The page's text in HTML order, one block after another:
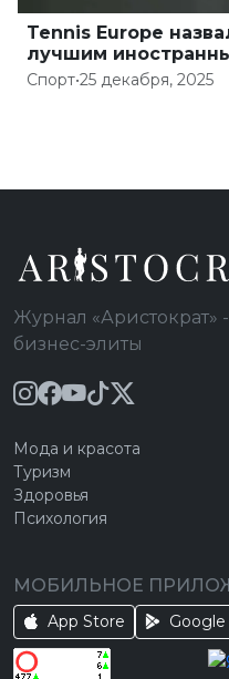
Tennis Europe
лучшим
Спорт•25 декабря, 2025
Журнал «Аристократ»
бизнес-элиты
Мода и красота
Туризм
Здоровья
Психология
МОБИЛЬНОЕ
App Store